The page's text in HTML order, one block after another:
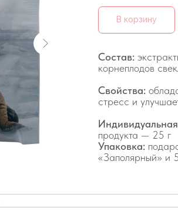
В корзину
Состав:
корнеплодов
Свойства:
стресс и
продукта — 25 г
Упаковка:
«Заполярный» и